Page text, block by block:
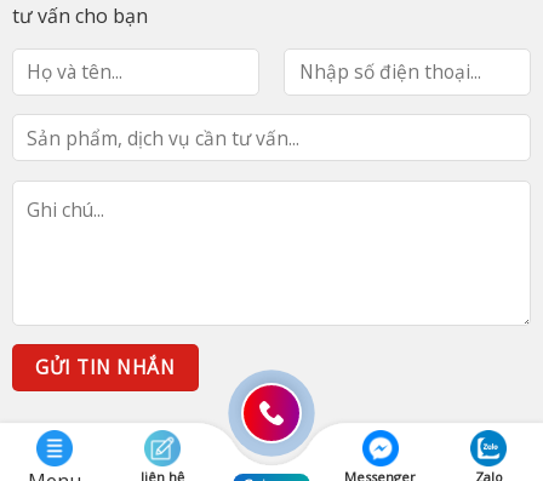
tư vấn cho bạn
liên hệ Messenger Zalo